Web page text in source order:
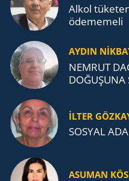
Alkol
öde­me­me­li
AYDIN
NEMRUT
DOĞUŞUNA
İLTER
SOSYAL
ASUMAN